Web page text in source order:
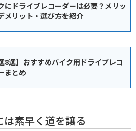
にドライブレコーダーは必要？メリッ
メリット・選び方を紹介
8選】おすすめバイク用ドライブレコ
まとめ
素早く道を譲る